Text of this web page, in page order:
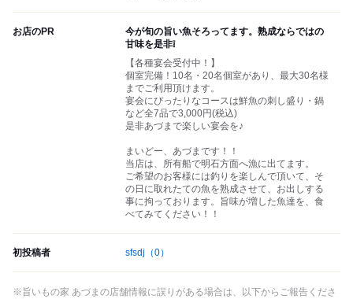
お店のPR
今が旬の旨い魚そろってます。熟成ならではの
甘味を是非❕
【各種宴会受付中！】
個室完備！10名・20名個室があり、最大30名様
までご利用頂けます。
宴会にぴったりなコースは鮮魚の刺し盛り・鍋
など全7品で3,000円(税込)
是非あづまで楽しい宴会を♪
まいどー、あづまです！！
当店は、所有船で明石方面へ漁に出てます。
ご希望のお客様には釣りを楽しんで頂いて、そ
の日に取れたての魚を熟成させて、お出しする
事に拘っております。旨味が増した魚達を、食
べてみてください！！
初投稿者 sfsdj （0）
※旨いもの家 あづまの店舗情報に誤りがある場合は、以下からご報告くださ